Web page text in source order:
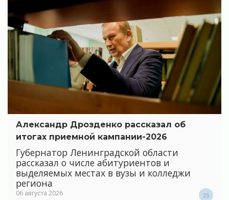
Александр Дрозденко рассказал об
итогах приемной кампании-2026
Губернатор Ленинградской области
рассказал о числе абитуриентов и
выделяемых местах в вузы и колледжи
региона
06 августа 2026 25